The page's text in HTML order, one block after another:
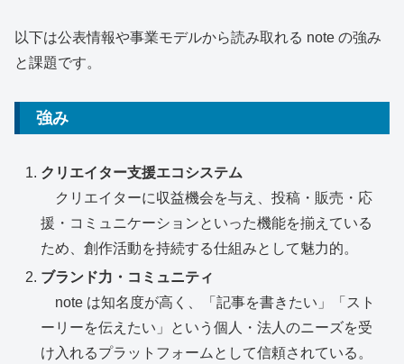
以下は公表情報や事業モデルから読み取れる note の強み
と課題です。
強み
クリエイター支援エコシステム
クリエイターに収益機会を与え、投稿・販売・応
援・コミュニケーションといった機能を揃えている
ため、創作活動を持続する仕組みとして魅力的。
ブランド力・コミュニティ
note は知名度が高く、「記事を書きたい」「スト
ーリーを伝えたい」という個人・法人のニーズを受
け入れるプラットフォームとして信頼されている。